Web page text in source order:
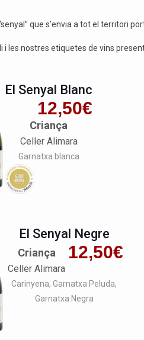
que s’envia a tot el territori
les nostres etiquetes de vins
El Senyal Blanc
12,50€
Criança
Celler Alimara
Garnatxa blanca
El Senyal Negre
12,50€
Criança
Celler Alimara
Carinyena Garnatxa Peluda
Garnatxa Negra